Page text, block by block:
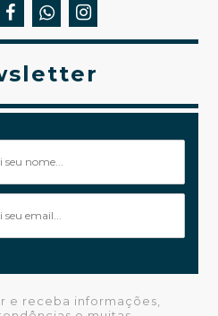
e receba informações,